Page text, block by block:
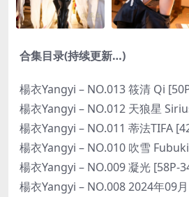
合集目录(持续更新…)
楊衣Yangyi – NO.013 筱清 Qi
楊衣Yangyi – NO.012 天狼星
楊衣Yangyi – NO.011 蒂法TIFA
楊衣Yangyi – NO.010 吹雪
楊衣Yangyi – NO.009 凝光 [58P-
楊衣Yangyi – NO.008 2024年09